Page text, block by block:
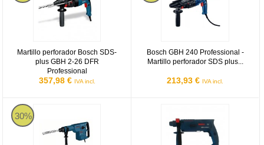
Martillo perforador Bosch SDS-
plus GBH 2-26 DFR
Professional
357,98 € IVA incl.
Bosch GBH 240 Professional -
Martillo perforador SDS plus...
213,93 € IVA incl.
30%
Bosch GBH 11 DE Professional - Martillo perforador de 1500W